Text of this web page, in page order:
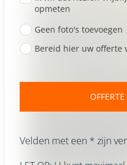
opmeten
Geen foto's toevoegen
Bereid hier uw offerte
Velden met een * zijn